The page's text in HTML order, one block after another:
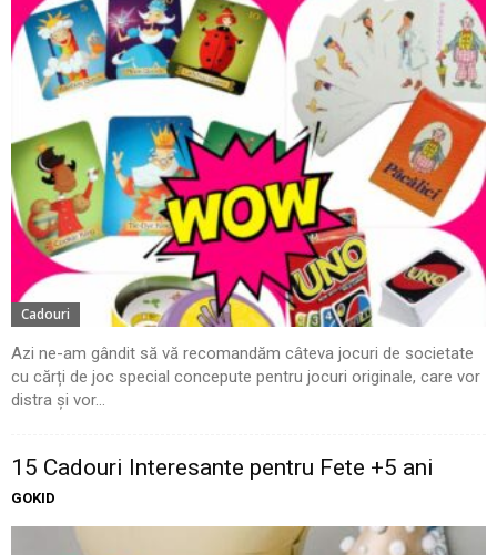
Cadouri
Azi ne-am gândit să vă recomandăm câteva jocuri de societate
cu cărți de joc special concepute pentru jocuri originale, care vor
distra și vor...
15 Cadouri Interesante pentru Fete +5 ani
GOKID